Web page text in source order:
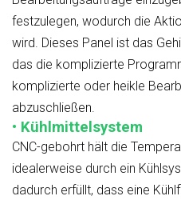
festzulegen, wodurch die
wird. Dieses Panel ist das
das die komplizierte
komplizierte oder heikle
abzuschließen.
• Kühlmittelsystem
CNC-gebohrt hält die
idealerweise durch ein
dadurch erfüllt, dass eine